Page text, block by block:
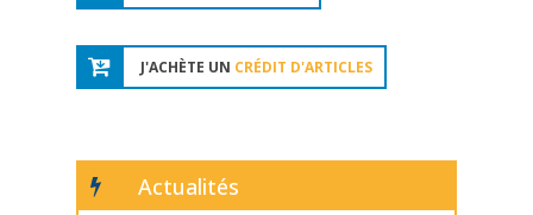
J'ACHÈTE UN CRÉDIT D'ARTICLES
Actualités